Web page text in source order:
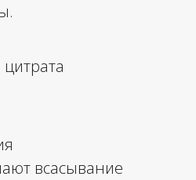
всасывание